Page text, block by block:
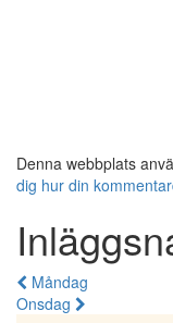
Denna webbplats
dig hur din
Måndag
Onsdag